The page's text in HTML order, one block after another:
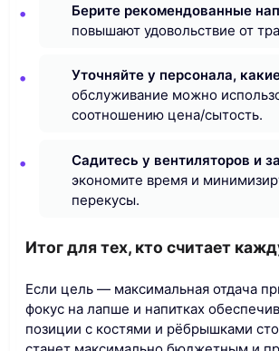
Берите рекомендованные
повышают удовольствие от
Уточняйте у персонала,
обслуживание можно
соотношению цена/сытость.
Садитесь у вентиляторов и
экономите время и
перекусы.
Итог для тех, кто считает
Если цель — максимальная отдача
фокус на лапше и напитках
позиции с костями и рёбрышками